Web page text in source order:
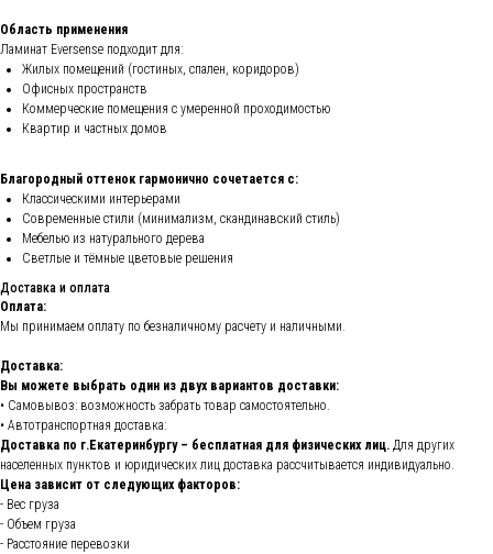
Область применения
Ламинат Eversense подходит для:
Жилых помещений (гостиных, спален, коридоров)
Офисных пространств
Коммерческие помещения с умеренной проходимостью
Квартир и частных домов
Благородный оттенок гармонично сочетается с:
Классическими интерьерами
Современные стили (минимализм, скандинавский стиль)
Мебелью из натурального дерева
Светлые и тёмные цветовые решения
Доставка и оплата
Оплата:
Мы принимаем оплату по безналичному расчету и наличными.
Доставка:
Вы можете выбрать один из двух вариантов доставки:
• Самовывоз: возможность забрать товар самостоятельно.
• Автотранспортная доставка:
Доставка по г.Екатеринбургу – бесплатная для физических лиц. Для других
населенных пунктов и юридических лиц доставка рассчитывается индивидуально.
Цена зависит от следующих факторов:
- Вес груза
- Объем груза
- Расстояние перевозки